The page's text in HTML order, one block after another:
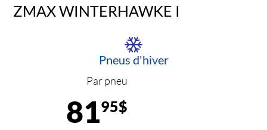
ZMAX WINTERHAWKE I
Pneus d'hiver
Par pneu
8195$